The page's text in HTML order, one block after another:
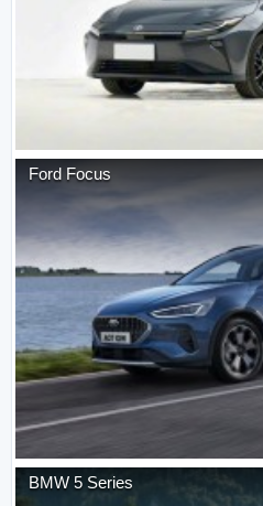
Ford Focus
BMW 5 Series